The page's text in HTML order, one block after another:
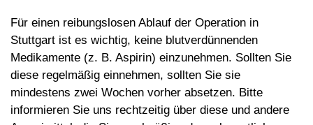
Für einen reibungslosen Ablauf der Operation in
Stuttgart ist es wichtig, keine blutverdünnenden
Medikamente (z. B. Aspirin) einzunehmen. Sollten Sie
diese regelmäßig einnehmen, sollten Sie sie
mindestens zwei Wochen vorher absetzen. Bitte
informieren Sie uns rechtzeitig über diese und andere